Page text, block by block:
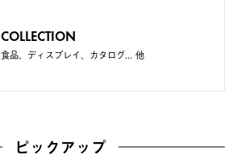
COLLECTION
食品、ディスプレイ、カタログ... 他
ピックアップ